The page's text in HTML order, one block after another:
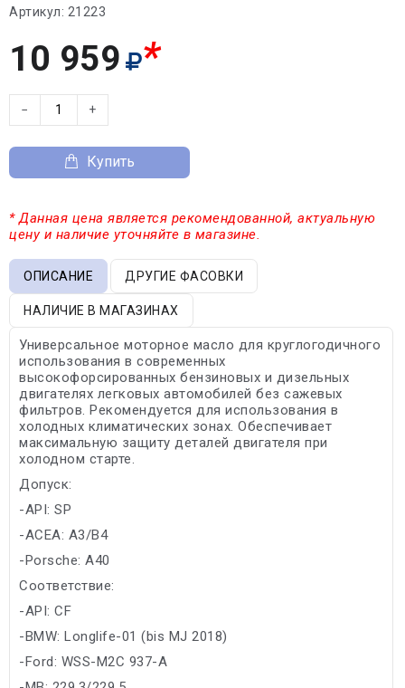
Артикул: 21223
10 959 *
− +
Купить
* Данная цена является рекомендованной, актуальную
цену и наличие уточняйте в магазине.
ОПИСАНИЕ ДРУГИЕ ФАСОВКИ
НАЛИЧИЕ В МАГАЗИНАХ
Универсальное моторное масло для круглогодичного
использования в современных
высокофорсированных бензиновых и дизельных
двигателях легковых автомобилей без сажевых
фильтров. Рекомендуется для использования в
холодных климатических зонах. Обеспечивает
максимальную защиту деталей двигателя при
холодном старте.
Допуск:
-API: SP
-ACEA: A3/B4
-Porsche: A40
Соответствие:
-API: CF
-BMW: Longlife-01 (bis MJ 2018)
-Ford: WSS-M2C 937-A